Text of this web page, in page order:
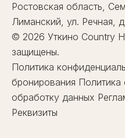
Ростовская область,
Лиманский, ул. Речная,
© 2026 Уткино Country
защищены.
Политика
бронирования Политика
обработку данных
Реквизиты